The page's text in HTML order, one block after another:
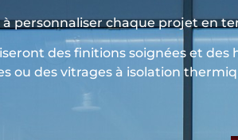
personnaliser chaque projet en
des finitions soignées et
ou des vitrages à isolation